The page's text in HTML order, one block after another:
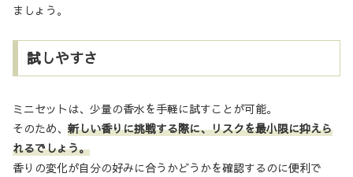
ましょう。
試しやすさ
ミニセットは、少量の香水を手軽に試すことが可能。
そのため、 新しい香りに挑戦する際に、リスクを最小限に抑えら
れるでしょう。
香りの変化が自分の好みに合うかどうかを確認するのに便利で